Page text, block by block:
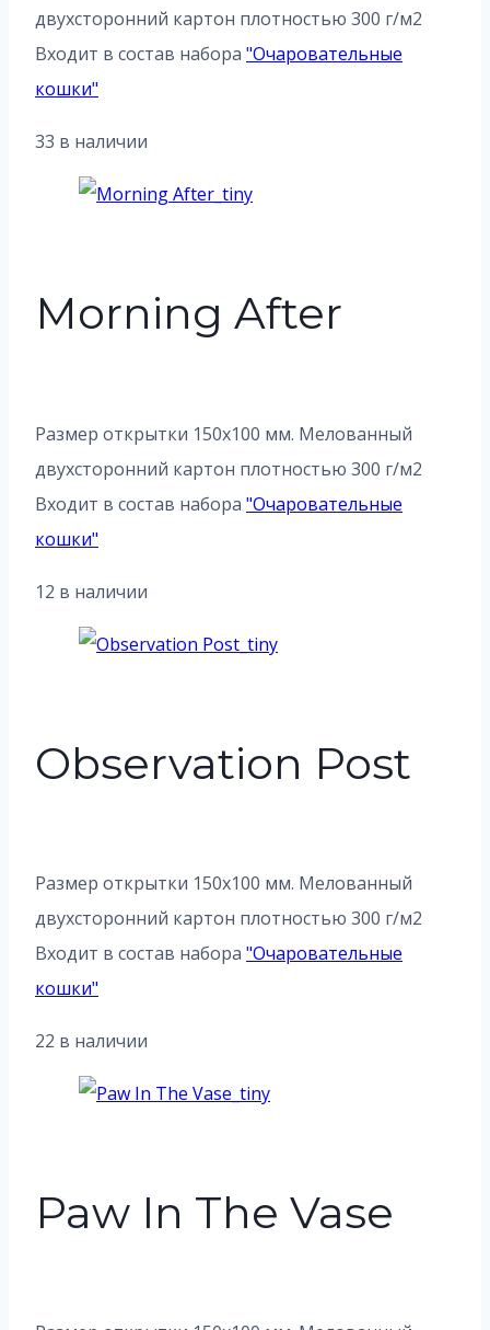
двухсторонний картон плотностью 300 г/м2
Входит в состав набора "Очаровательные
кошки"
33 в наличии
Morning After
Размер открытки 150х100 мм. Мелованный
двухсторонний картон плотностью 300 г/м2
Входит в состав набора "Очаровательные
кошки"
12 в наличии
Observation Post
Размер открытки 150х100 мм. Мелованный
двухсторонний картон плотностью 300 г/м2
Входит в состав набора "Очаровательные
кошки"
22 в наличии
Paw In The Vase